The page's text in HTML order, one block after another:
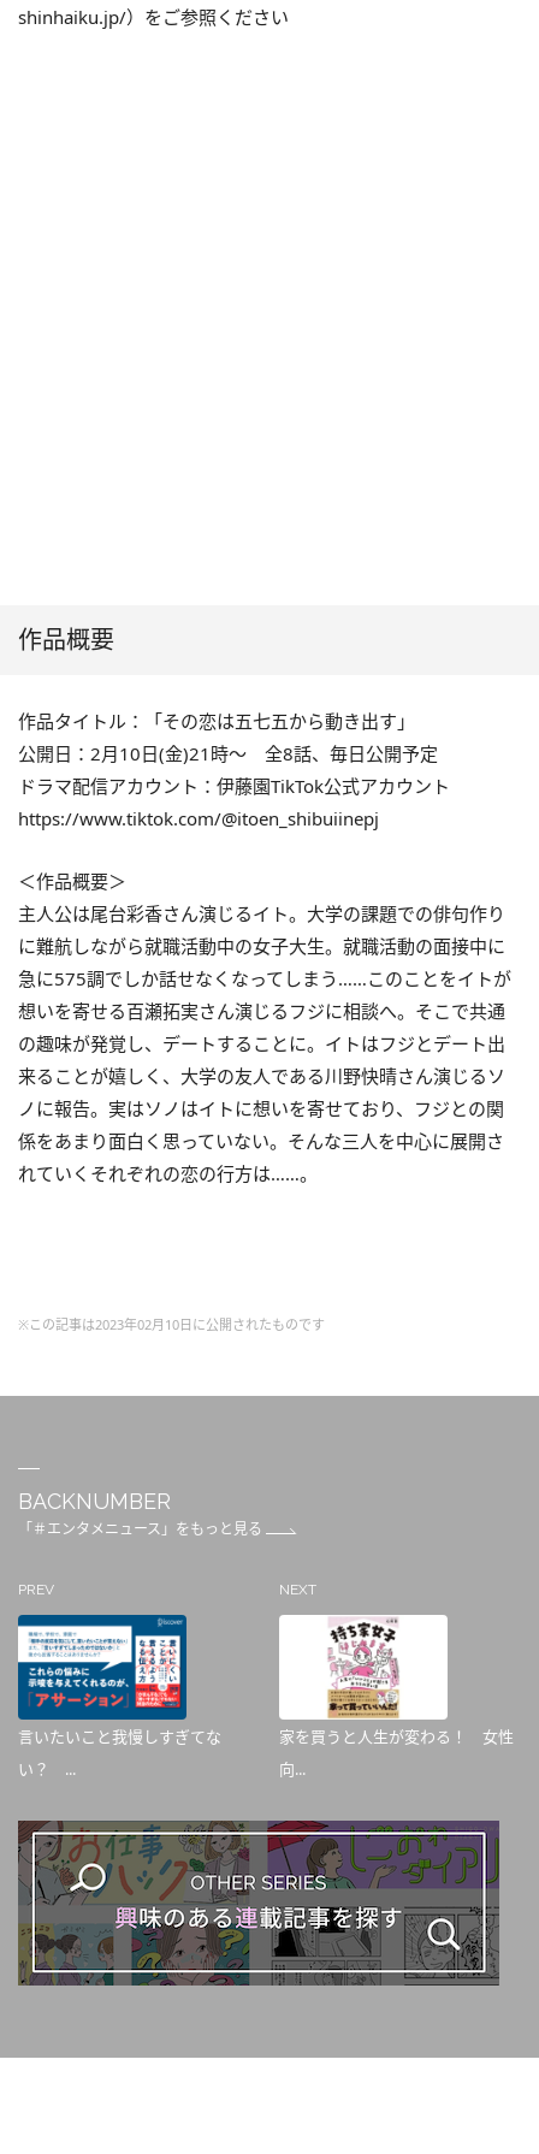
shinhaiku.jp/）をご参照ください
作品概要
作品タイトル：「その恋は五七五から動き出す」
公開日：2月10日(金)21時～ 全8話、毎日公開予定
ドラマ配信アカウント：伊藤園TikTok公式アカウント
https://www.tiktok.com/@itoen_shibuiinepj
＜作品概要＞
主人公は尾台彩香さん演じるイト。大学の課題での俳句作り
に難航しながら就職活動中の女子大生。就職活動の面接中に
急に575調でしか話せなくなってしまう……このことをイトが
想いを寄せる百瀬拓実さん演じるフジに相談へ。そこで共通
の趣味が発覚し、デートすることに。イトはフジとデート出
来ることが嬉しく、大学の友人である川野快晴さん演じるソ
ノに報告。実はソノはイトに想いを寄せており、フジとの関
係をあまり面白く思っていない。そんな三人を中心に展開さ
れていくそれぞれの恋の行方は……。
※この記事は2023年02月10日に公開されたものです
BACKNUMBER
「＃エンタメニュース」をもっと見る
PREV
言いたいこと我慢しすぎてな
い？ ...
NEXT
家を買うと人生が変わる！ 女性
向...